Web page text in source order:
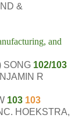
&
and
SONG 102/103
R
103 103
HOEKSTRA,